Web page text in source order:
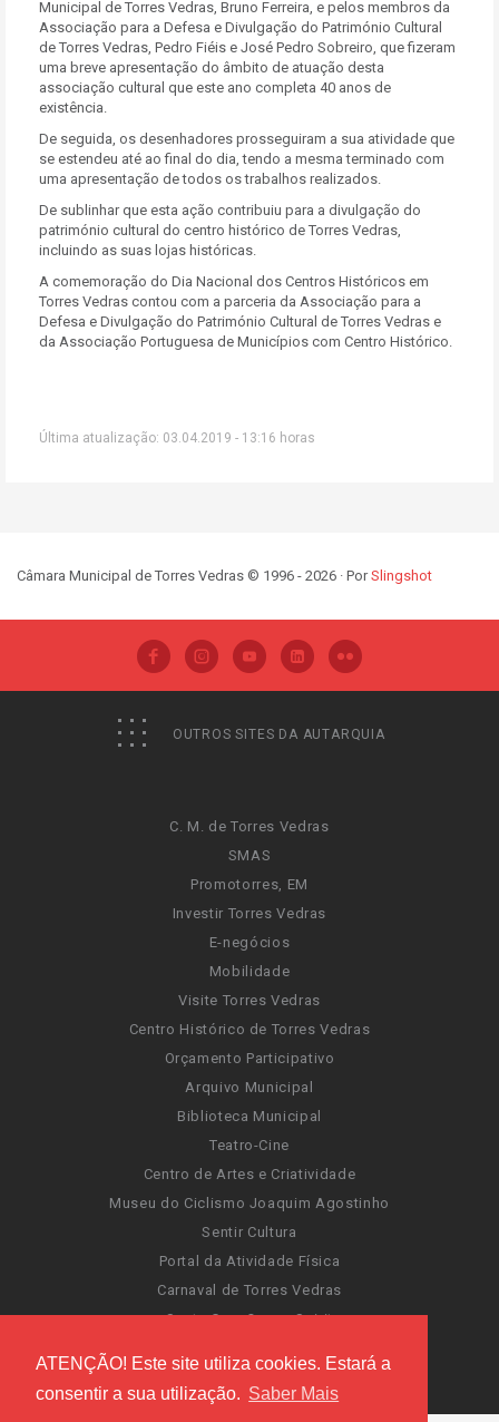
ATENÇÃO! Este site utiliza cookies. Estará a
consentir a sua utilização. Saber Mais
Municipal de Torres Vedras, Bruno Ferreira, e pelos membros da
Associação para a Defesa e Divulgação do Património Cultural
de Torres Vedras, Pedro Fiéis e José Pedro Sobreiro, que fizeram
uma breve apresentação do âmbito de atuação desta
associação cultural que este ano completa 40 anos de
existência.
De seguida, os desenhadores prosseguiram a sua atividade que
se estendeu até ao final do dia, tendo a mesma terminado com
uma apresentação de todos os trabalhos realizados.
De sublinhar que esta ação contribuiu para a divulgação do
património cultural do centro histórico de Torres Vedras,
incluindo as suas lojas históricas.
A comemoração do Dia Nacional dos Centros Históricos em
Torres Vedras contou com a parceria da Associação para a
Defesa e Divulgação do Património Cultural de Torres Vedras e
da Associação Portuguesa de Municípios com Centro Histórico.
Última atualização: 03.04.2019 - 13:16 horas
Câmara Municipal de Torres Vedras © 1996 - 2026 · PorSlingshot
OUTROS SITES DA AUTARQUIA
C. M. de Torres Vedras
SMAS
Promotorres, EM
Investir Torres Vedras
E-negócios
Mobilidade
Visite Torres Vedras
Centro Histórico de Torres Vedras
Orçamento Participativo
Arquivo Municipal
Biblioteca Municipal
Teatro-Cine
Centro de Artes e Criatividade
Museu do Ciclismo Joaquim Agostinho
Sentir Cultura
Portal da Atividade Física
Carnaval de Torres Vedras
Santa Cruz Ocean Spirit